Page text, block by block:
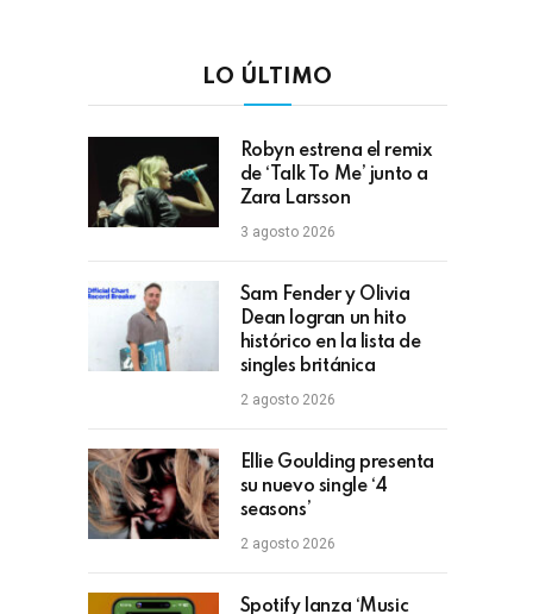
LO ÚLTIMO
Robyn estrena el remix
de ‘Talk To Me’ junto a
Zara Larsson
3 agosto 2026
Sam Fender y Olivia
Dean logran un hito
histórico en la lista de
singles británica
2 agosto 2026
Ellie Goulding presenta
su nuevo single ‘4
seasons’
2 agosto 2026
Spotify lanza ‘Music